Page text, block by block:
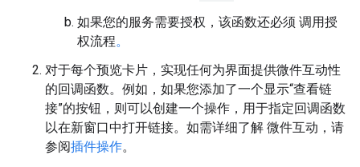
如果您的服务需要授权，该函数还必须 调用授
权流程。
对于每个预览卡片，实现任何为界面提供微件互动性
的回调函数。例如，如果您添加了一个显示“查看链
接”的按钮，则可以创建一个操作，用于指定回调函数
以在新窗口中打开链接。如需详细了解 微件互动，请
参阅插件操作。